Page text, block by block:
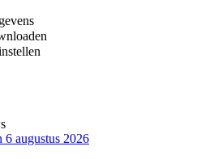
augustus 2026